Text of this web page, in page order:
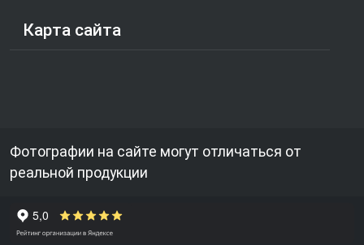
Карта сайта
Фотографии на сайте могут отличаться от
реальной продукции